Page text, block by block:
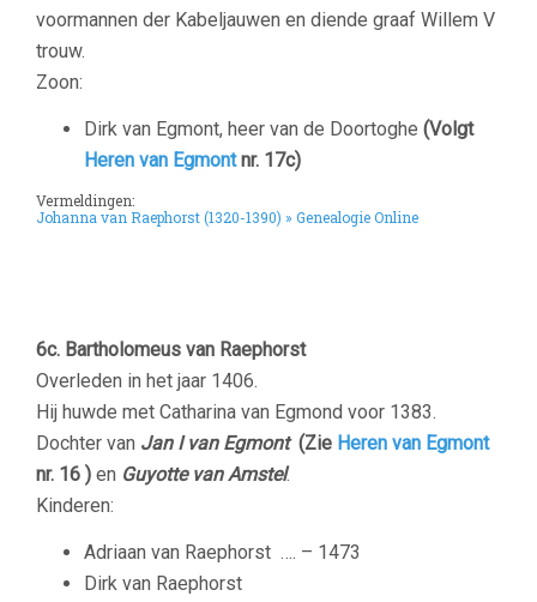
voormannen der Kabeljauwen en diende graaf Willem V
trouw.
Zoon:
Dirk van Egmont, heer van de Doortoghe (Volgt
Heren van Egmontnr. 17c)
Vermeldingen:
Johanna van Raephorst (1320-1390) » Genealogie Online
6c. Bartholomeus van Raephorst
Overleden in het jaar 1406.
Hij huwde met Catharina van Egmond voor 1383.
Dochter van Jan I van Egmont (Zie Heren van Egmont
nr. 16 ) en Guyotte van Amstel.
Kinderen:
Adriaan van Raephorst …. – 1473
Dirk van Raephorst